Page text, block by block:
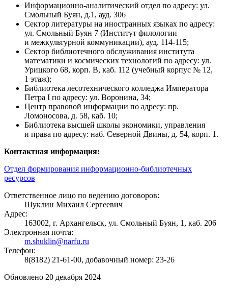
Информационно-аналитический отдел по адресу: ул.
Смольный Буян, д.1, ауд. 306
Сектор литературы на иностранных языках по адресу:
ул. Смольный Буян 7 (Институт филологии
и межкультурной коммуникации), ауд. 114-115;
Сектор библиотечного обслуживания института
математики и космических технологий по адресу: ул.
Урицкого 68, корп. В, каб. 112 (учебный корпус № 12,
1 этаж);
Библиотека лесотехнического колледжа Императора
Петра I по адресу: ул. Воронина, 34;
Центр правовой информации по адресу: пр.
Ломоносова, д. 58, каб. 10;
Библиотека высшей школы экономики, управления
и права по адресу: наб. Северной Двины, д. 54, корп. 1.
Контактная информация:
Отдел формирования информационно-библиотечных
ресурсов
Ответственное лицо по ведению договоров:
Шуклин Михаил Сергеевич
Адрес:
163002, г. Архангельск, ул. Смольный Буян, 1, каб. 206
Электронная почта:
m.shuklin@narfu.ru
Телефон:
8(8182) 21-61-00, добавочный номер: 23-26
Обновлено 20 декабря 2024